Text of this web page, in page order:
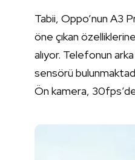
Tabii, Oppo’nun A3
öne çıkan
alıyor. Telefonun
sensörü
Ön kamera,